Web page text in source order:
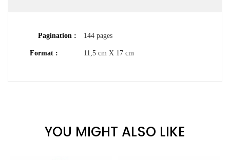
Pagination : 144 pages
Format : 11,5 cm X 17 cm
YOU MIGHT ALSO LIKE